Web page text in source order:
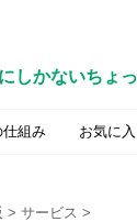
しかないちょ
仕組み お気に入
> サービス >